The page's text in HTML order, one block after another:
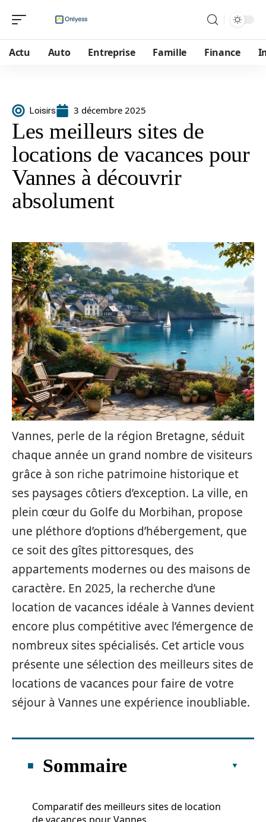
Actu Auto Entreprise Famille Finance
Loisirs 3 décembre 2025
Les meilleurs sites de
locations de vacances pour
Vannes à découvrir
absolument
Vannes, perle de la région Bretagne, séduit
chaque année un grand nombre de visiteurs
grâce à son riche patrimoine historique et
ses paysages côtiers d’exception. La ville, en
plein cœur du Golfe du Morbihan, propose
une pléthore d’options d’hébergement, que
ce soit des gîtes pittoresques, des
appartements modernes ou des maisons de
caractère. En 2025, la recherche d’une
location de vacances idéale à Vannes devient
encore plus compétitive avec l’émergence de
nombreux sites spécialisés. Cet article vous
présente une sélection des meilleurs sites de
locations de vacances pour faire de votre
séjour à Vannes une expérience inoubliable.
Sommaire
Comparatif des meilleurs sites de location
de vacances pour Vannes